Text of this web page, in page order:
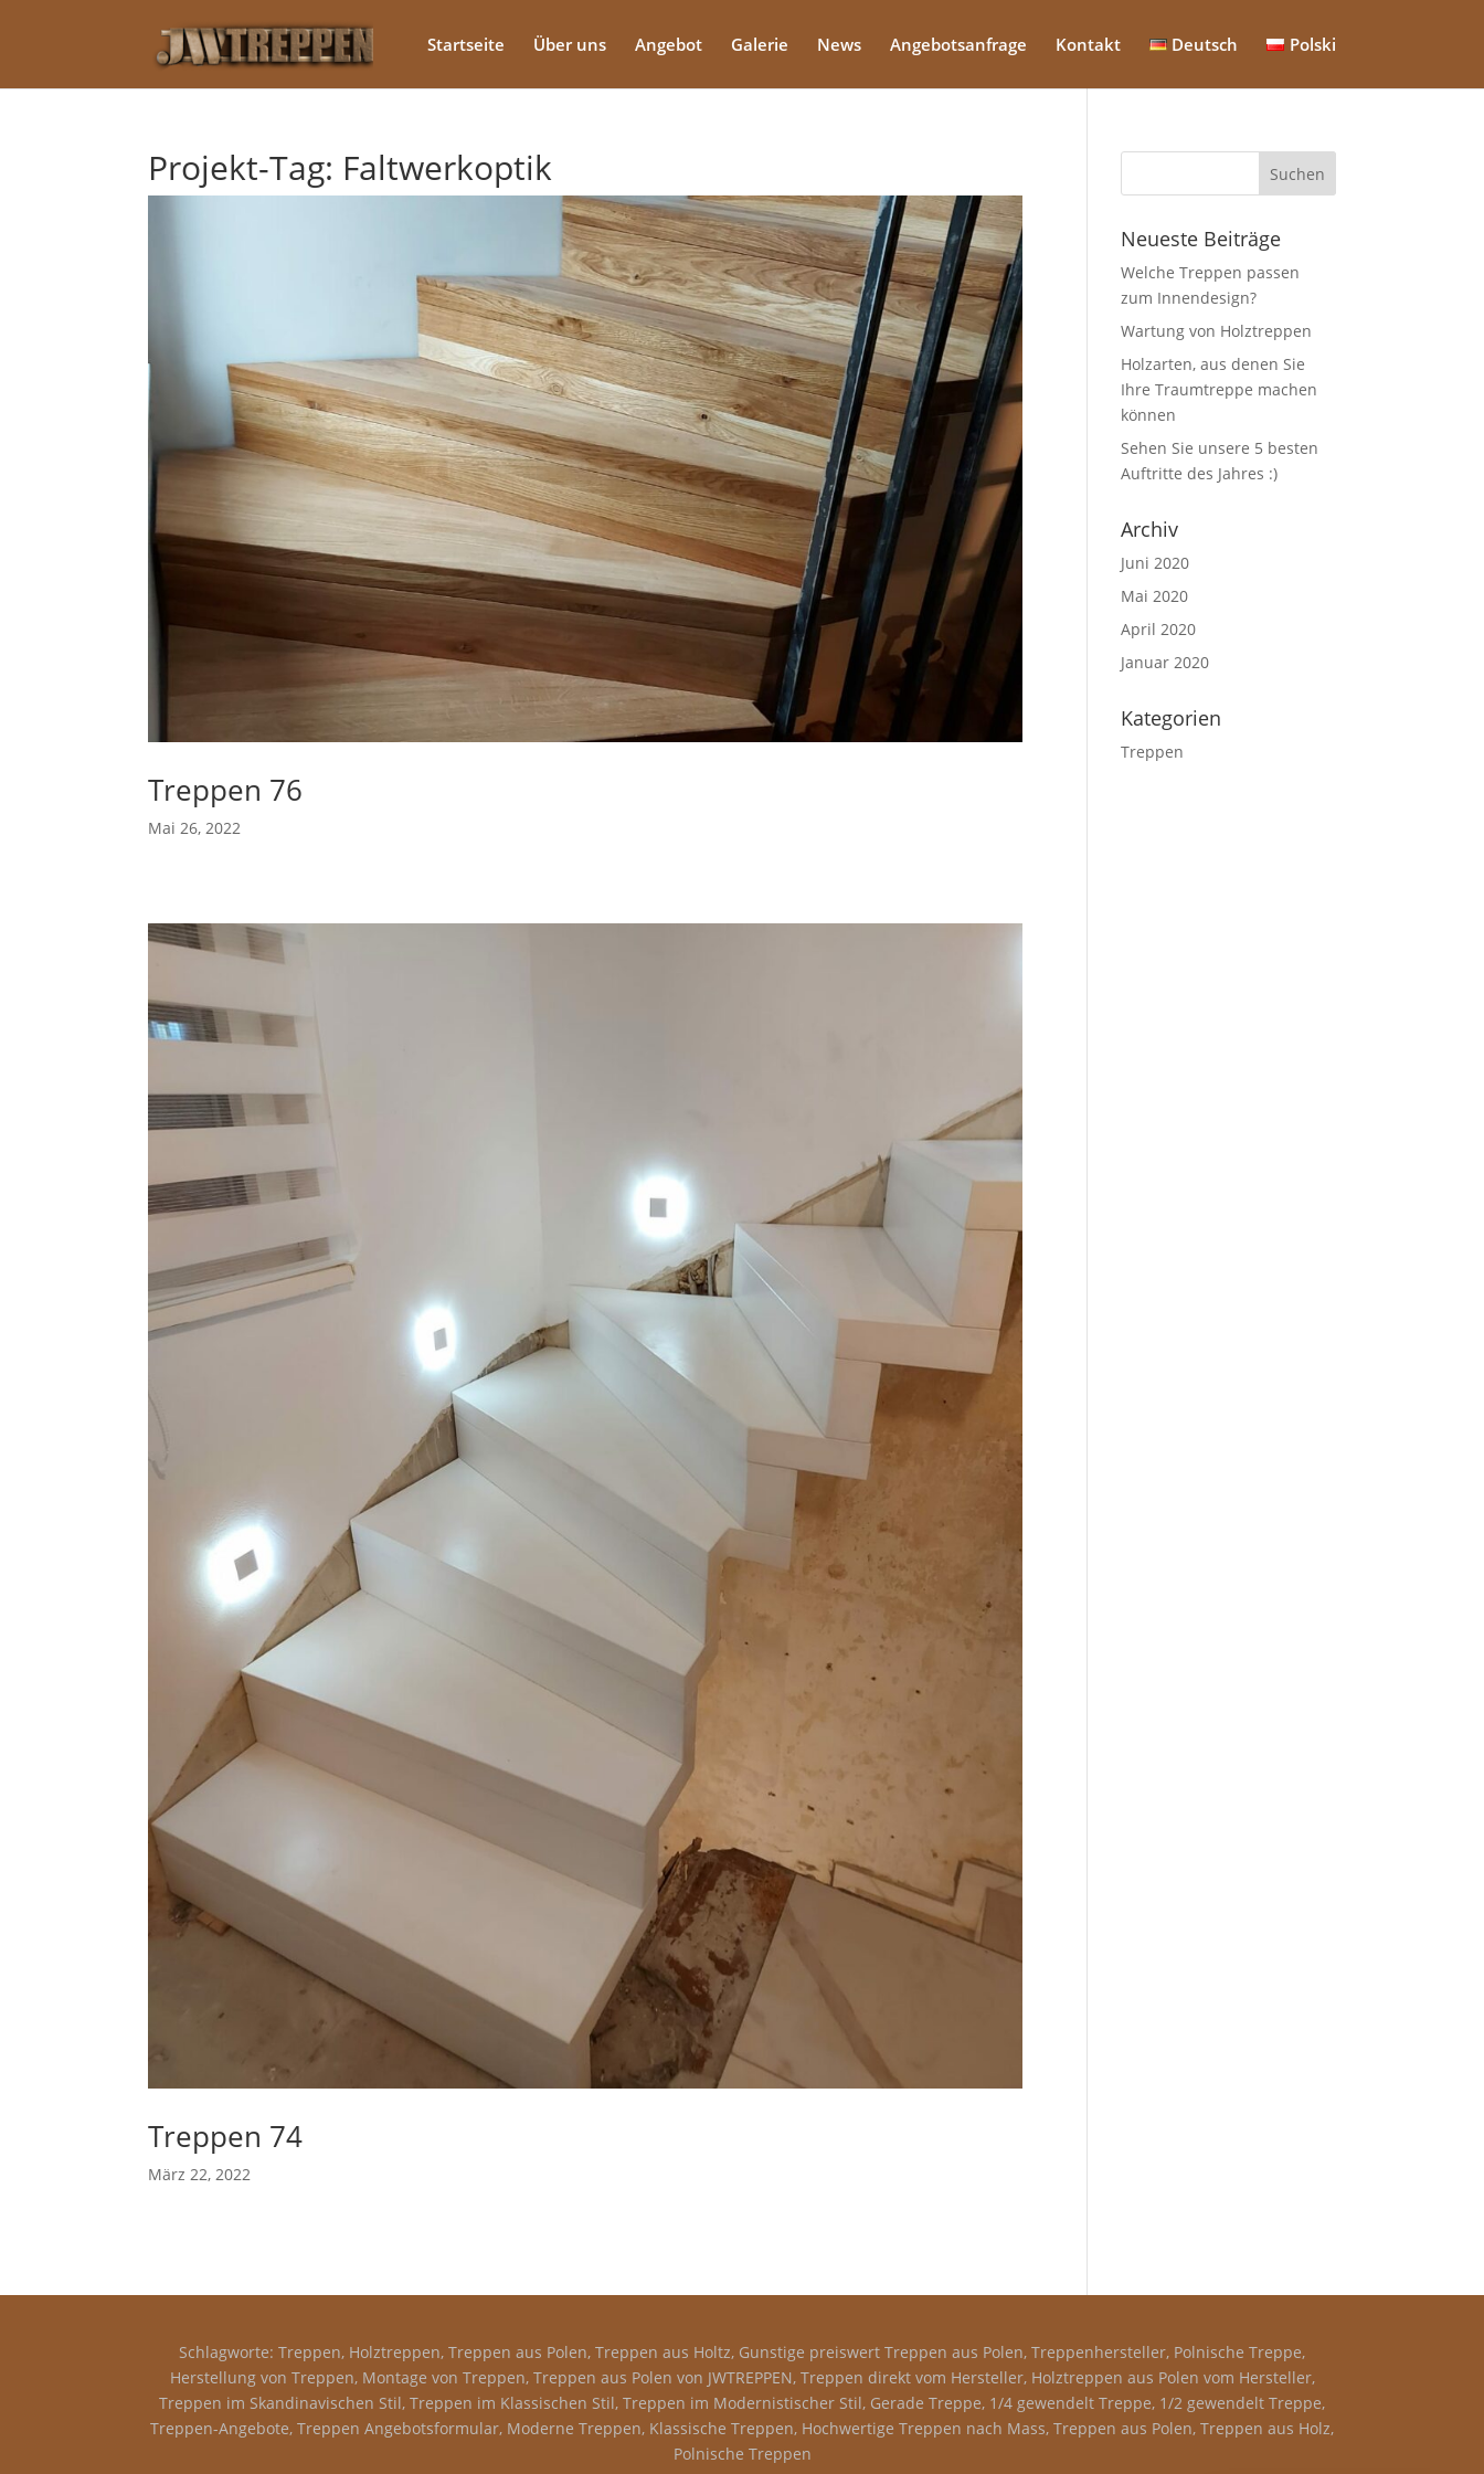
Startseite Über uns Angebot Galerie News Angebotsanfrage Kontakt Deutsch Polski
Projekt-Tag: Faltwerkoptik
Treppen 76
Mai 26, 2022
Treppen 74
März 22, 2022
Neueste Beiträge
Welche Treppen passen
zum Innendesign?
Wartung von Holztreppen
Holzarten, aus denen Sie
Ihre Traumtreppe machen
können
Sehen Sie unsere 5 besten
Auftritte des Jahres :)
Archiv
Juni 2020
Mai 2020
April 2020
Januar 2020
Kategorien
Treppen
Schlagworte: Treppen, Holztreppen, Treppen aus Polen, Treppen aus Holtz, Gunstige preiswert Treppen aus Polen, Treppenhersteller, Polnische Treppe,
Herstellung von Treppen, Montage von Treppen, Treppen aus Polen von JWTREPPEN, Treppen direkt vom Hersteller, Holztreppen aus Polen vom Hersteller,
Treppen im Skandinavischen Stil, Treppen im Klassischen Stil, Treppen im Modernistischer Stil, Gerade Treppe, 1/4 gewendelt Treppe, 1/2 gewendelt Treppe,
Treppen-Angebote, Treppen Angebotsformular, Moderne Treppen, Klassische Treppen, Hochwertige Treppen nach Mass, Treppen aus Polen, Treppen aus Holz,
Polnische Treppen